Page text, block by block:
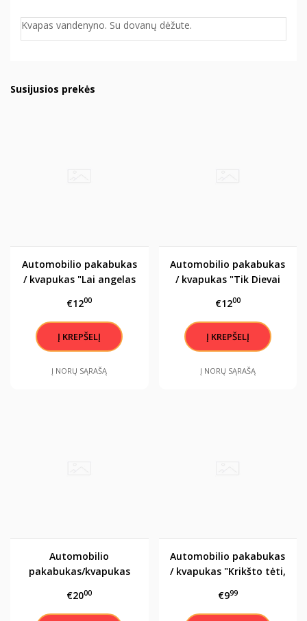
Kvapas vandenyno. Su dovanų dėžute.
Susijusios prekės
Automobilio pakabukas
/ kvapukas "Lai angelas
saugo" Peugeot
€1200
Į NORŲ SĄRAŠĄ
Automobilio pakabukas
/ kvapukas "Tik Dievai
€1200
Į NORŲ SĄRAŠĄ
Automobilio
pakabukas/kvapukas
su kutosu
€2000
Automobilio pakabukas
/ kvapukas "Krikšto tėti,
visada Tave saugo"
€999